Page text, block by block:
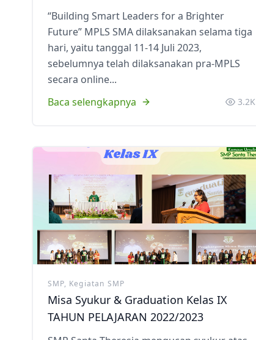
“Building Smart Leaders for a Brighter
Future” MPLS SMA dilaksanakan selama tiga
hari, yaitu tanggal 11-14 Juli 2023,
sebelumnya telah dilaksanakan pra-MPLS
secara online...
Baca selengkapnya
3.2K
SMP, Kegiatan SMP
Misa Syukur & Graduation Kelas IX
TAHUN PELAJARAN 2022/2023